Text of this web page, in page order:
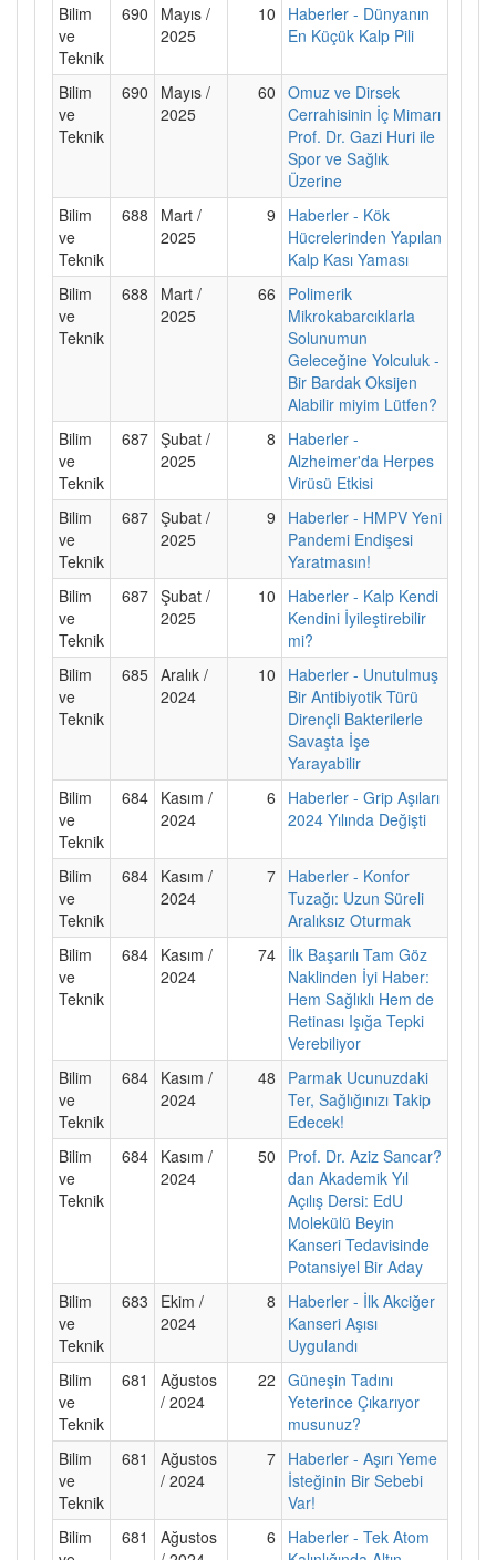
Bilim
ve
Teknik
690
Mayıs /
2025
10
Haberler - Dünyanın
En Küçük Kalp Pili
Bilim
ve
Teknik
690
Mayıs /
2025
60 Omuz ve Dirsek
Cerrahisinin İç Mimarı
Prof. Dr. Gazi Huri ile
Spor ve Sağlık
Üzerine
Bilim
ve
Teknik
688
Mart /
2025
9
Haberler - Kök
Hücrelerinden Yapılan
Kalp Kası Yaması
Bilim
ve
Teknik
688
Mart /
2025
66
Polimerik
Mikrokabarcıklarla
Solunumun
Geleceğine Yolculuk -
Bir Bardak Oksijen
Alabilir miyim Lütfen?
Bilim
ve
Teknik
687 Şubat /
2025
8
Haberler -
Alzheimer'da Herpes
Virüsü Etkisi
Bilim
ve
Teknik
687 Şubat /
2025
9
Haberler - HMPV Yeni
Pandemi Endişesi
Yaratmasın!
Bilim
ve
Teknik
687 Şubat /
2025
10
Haberler - Kalp Kendi
Kendini İyileştirebilir
mi?
Bilim
ve
Teknik
685 Aralık /
2024
10
Haberler - Unutulmuş
Bir Antibiyotik Türü
Dirençli Bakterilerle
Savaşta İşe
Yarayabilir
Bilim
ve
Teknik
684 Kasım /
2024
6
Haberler - Grip Aşıları
2024 Yılında Değişti
Bilim
ve
Teknik
684 Kasım /
2024
7 Haberler - Konfor
Tuzağı: Uzun Süreli
Aralıksız Oturmak
Bilim
ve
Teknik
684 Kasım /
2024
74 İlk Başarılı Tam Göz
Naklinden İyi Haber:
Hem Sağlıklı Hem de
Retinası Işığa Tepki
Verebiliyor
Bilim
ve
Teknik
684 Kasım /
2024
48
Parmak Ucunuzdaki
Ter, Sağlığınızı Takip
Edecek!
Bilim
ve
Teknik
684 Kasım /
2024
50
Prof. Dr. Aziz Sancar?
dan Akademik Yıl
Açılış Dersi: EdU
Molekülü Beyin
Kanseri Tedavisinde
Potansiyel Bir Aday
Bilim
ve
Teknik
683
Ekim /
2024
8
Haberler - İlk Akciğer
Kanseri Aşısı
Uygulandı
Bilim
ve
Teknik
681
Ağustos
/ 2024
22 Güneşin Tadını
Yeterince Çıkarıyor
musunuz?
Bilim
ve
Teknik
681
Ağustos
/ 2024
7 Haberler - Aşırı Yeme
İsteğinin Bir Sebebi
Var!
Bilim
681
Ağustos
6
Haberler - Tek Atom